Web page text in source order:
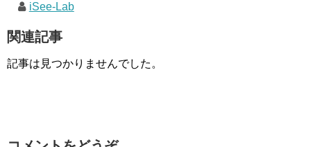
iSee-Lab
関連記事
記事は見つかりませんでした。